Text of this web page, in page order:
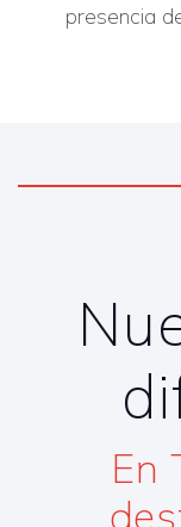
presencia
En